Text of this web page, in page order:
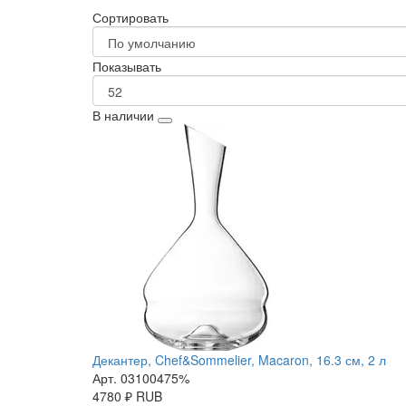
Сортировать
Показывать
В наличии
Декантер, Chef&Sommelier, Macaron, 16.3 см, 2 л
Арт. 03100475%
4780 ₽ RUB